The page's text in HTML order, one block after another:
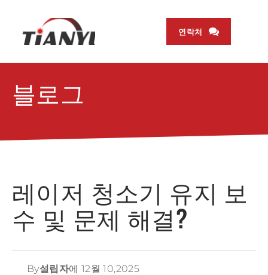
연락처
블로그
레이저 청소기 유지 보
수 및 문제 해결?
By설립자에 12월 10,2025